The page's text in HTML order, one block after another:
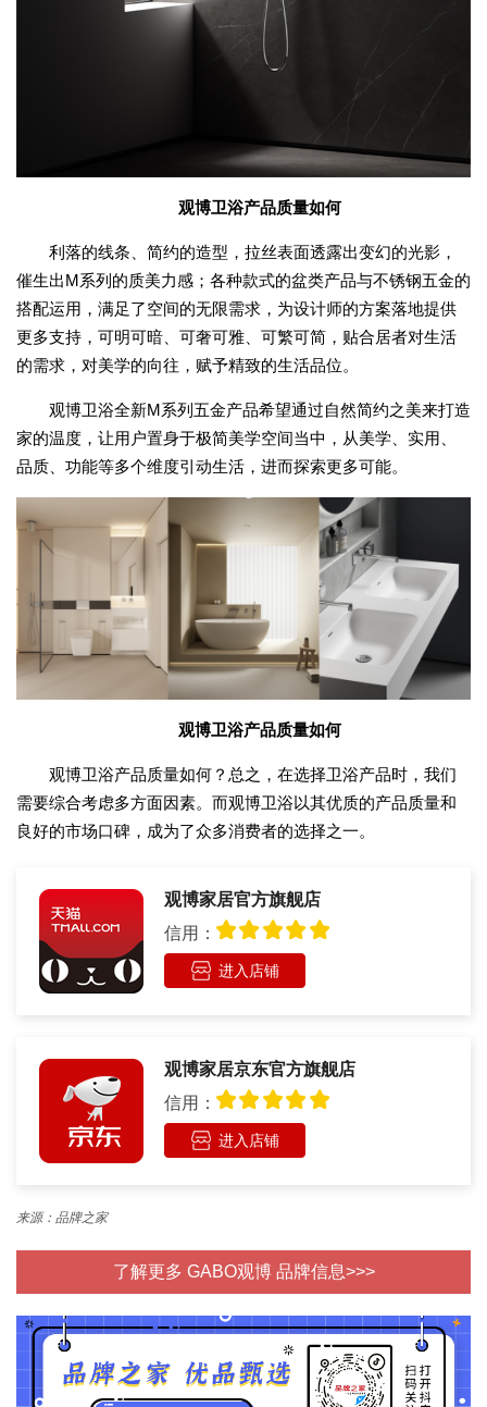
观博卫浴产品质量如何
利落的线条、简约的造型，拉丝表面透露出变幻的光影，
催生出M系列的质美力感；各种款式的盆类产品与不锈钢五金的
搭配运用，满足了空间的无限需求，为设计师的方案落地提供
更多支持，可明可暗、可奢可雅、可繁可简，贴合居者对生活
的需求，对美学的向往，赋予精致的生活品位。
观博卫浴全新M系列五金产品希望通过自然简约之美来打造
家的温度，让用户置身于极简美学空间当中，从美学、实用、
品质、功能等多个维度引动生活，进而探索更多可能。
观博卫浴产品质量如何
观博卫浴产品质量如何？总之，在选择卫浴产品时，我们
需要综合考虑多方面因素。而观博卫浴以其优质的产品质量和
良好的市场口碑，成为了众多消费者的选择之一。
观博家居官方旗舰店
信用：
进入店铺
观博家居京东官方旗舰店
信用：
进入店铺
来源：品牌之家
了解更多 GABO观博 品牌信息>>>